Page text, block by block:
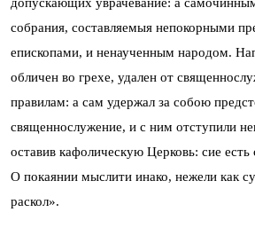
собрания, составляемыя непокорными
епископами, и ненаученным народом.
обличен во грехе, удален от
правилам: а сам удержал за собою
священнослужение, и с ним отступили
оставив кафолическую Церковь: сие
О покаянии мыслити инако, нежели как
раскол».